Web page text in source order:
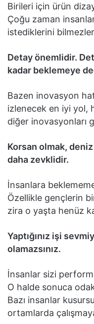
Birileri için ürün
Çoğu zaman
istediklerini
Detay önemlidir.
kadar beklemeye
Bazen inovasyon
izlenecek en iyi yol,
diğer inovasyonları
Korsan olmak,
daha zevklidir.
İnsanlara
Özellikle gençlerin
zira o yaşta henüz
Yaptığınız işi
olamazsınız.
İnsanlar sizi
O halde sonuca
Bazı insanlar
ortamlarda